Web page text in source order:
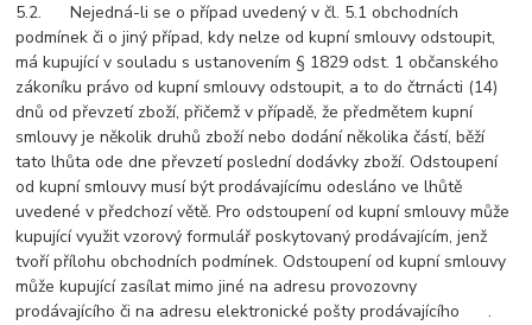
5.2. Nejedná-li se o případ uvedený v čl. 5.1 obchodních
podmínek či o jiný případ, kdy nelze od kupní smlouvy odstoupit,
má kupující v souladu s ustanovením § 1829 odst. 1 občanského
zákoníku právo od kupní smlouvy odstoupit, a to do čtrnácti (14)
dnů od převzetí zboží, přičemž v případě, že předmětem kupní
smlouvy je několik druhů zboží nebo dodání několika částí, běží
tato lhůta ode dne převzetí poslední dodávky zboží. Odstoupení
od kupní smlouvy musí být prodávajícímu odesláno ve lhůtě
uvedené v předchozí větě. Pro odstoupení od kupní smlouvy může
kupující využit vzorový formulář poskytovaný prodávajícím, jenž
tvoří přílohu obchodních podmínek. Odstoupení od kupní smlouvy
může kupující zasílat mimo jiné na adresu provozovny
prodávajícího či na adresu elektronické pošty prodávajícího .